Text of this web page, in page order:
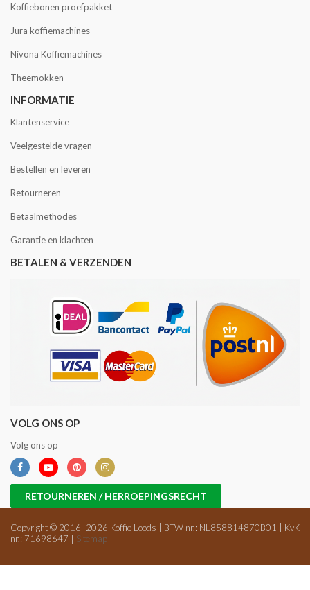
Koffiebonen proefpakket
Jura koffiemachines
Nivona Koffiemachines
Theemokken
INFORMATIE
Klantenservice
Veelgestelde vragen
Bestellen en leveren
Retourneren
Betaalmethodes
Garantie en klachten
BETALEN & VERZENDEN
VOLG ONS OP
Volg ons op
RETOURNEREN / HERROEPINGSRECHT
Copyright © 2016 -2026 Koffie Loods | BTW nr.: NL858814870B01 | KvK
nr.: 71698647 | Sitemap